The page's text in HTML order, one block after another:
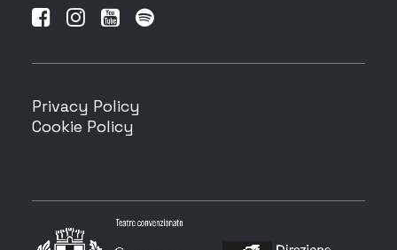
Privacy Policy
Cookie Policy